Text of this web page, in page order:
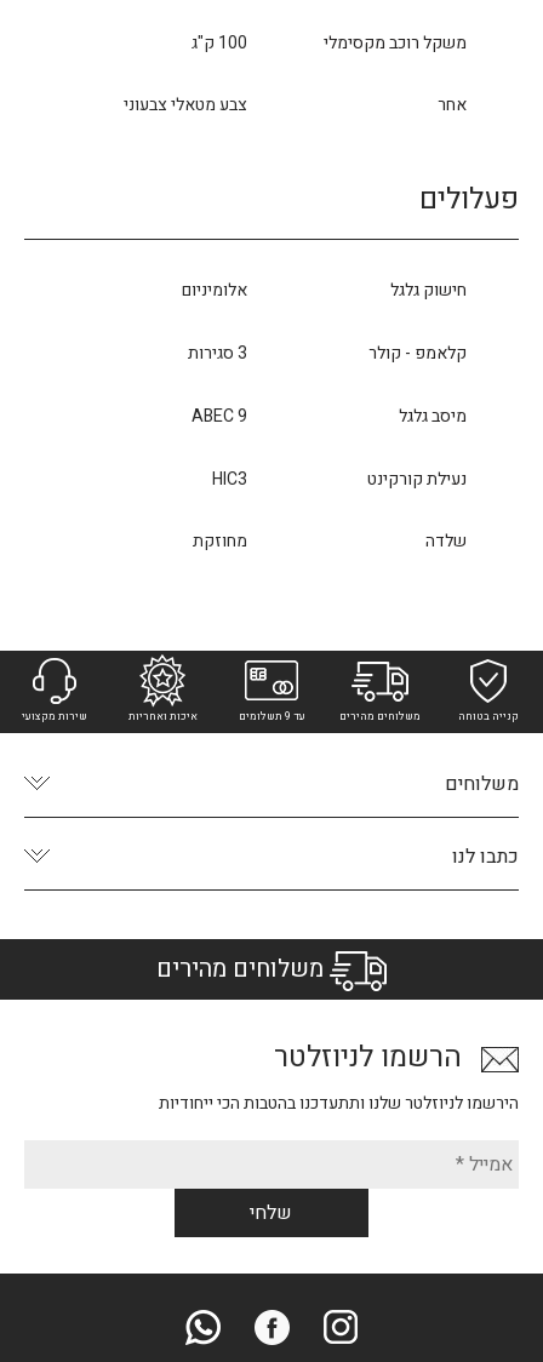
משקל רוכב מקסימלי 100 ק"ג
אחר צבע מטאלי צבעוני
פעלולים
חישוק גלגל אלומיניום
קלאמפ - קולר 3 סגירות
מיסב גלגל ABEC 9
נעילת קורקינט HIC3
שלדה מחוזקת
קנייה בטוחה משלוחים מהירים עד 9 תשלומים איכות ואחריות שירות מקצועי
משלוחים
כתבו לנו
משלוחים מהירים
הרשמו לניוזלטר
הירשמו לניוזלטר שלנו ותתעדכנו בהטבות הכי ייחודיות